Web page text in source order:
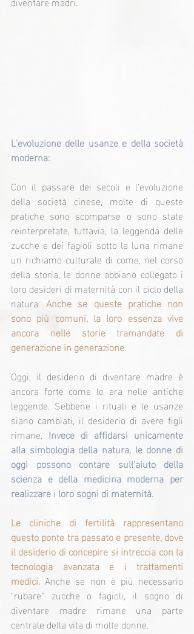
L'evoluzione delle usanze e della società
moderna:
Con il passare dei secoli e l'evoluzione
della società cinese, molte di queste
pratiche sono scomparse o sono state
reinterpretate, tuttavia, la leggenda delle
zucche e dei fagioli sotto la luna rimane
un richiamo culturale di come, nel corso
della storia, le donne abbiano collegato i
loro desideri di maternità con il ciclo della
natura. Anche se queste pratiche non
sono più comuni, la loro essenza vive
ancora nelle storie tramandate di
generazione in generazione.
Oggi, il desiderio di diventare madre è
ancora forte come lo era nelle antiche
leggende. Sebbene i rituali e le usanze
siano cambiati, il desiderio di avere figli
rimane. Invece di affidarsi unicamente
alla simbologia della natura, le donne di
oggi possono contare sull’aiuto della
scienza e della medicina moderna per
realizzare i loro sogni di maternità.
Le cliniche di fertilità rappresentano
questo ponte tra passato e presente, dove
il desiderio di concepire si intreccia con la
tecnologia avanzata e i trattamenti
medici. Anche se non è più necessario
"rubare" zucche o fagioli, il sogno di
diventare madre rimane una parte
centrale della vita di molte donne.